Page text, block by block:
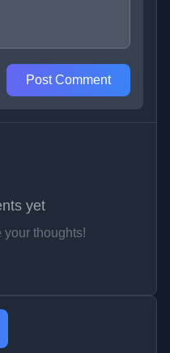
Post Comment
yet
your thoughts!